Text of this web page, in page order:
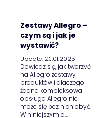
Zestawy Allegro –
czym są i jak je
wystawić?
Update: 23.01.2025
Dowiedz się, jak tworzyć
na Allegro zestawy
produktów i dlaczego
żadna kompleksowa
obsługa Allegro nie
może się bez nich obyć.
W niniejszym a...